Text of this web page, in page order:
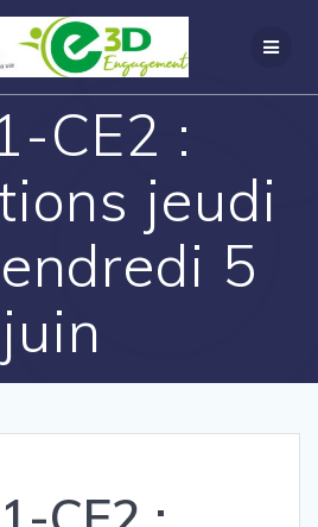
CE2 :
jeudi
5
juin